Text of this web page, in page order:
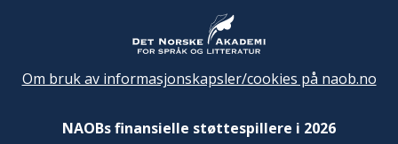
Om bruk av informasjonskapsler/cookies på naob.no
NAOBs finansielle støttespillere i 2026